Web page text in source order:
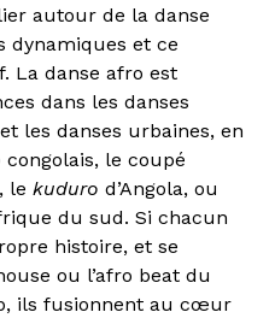
autour de la danse
dynamiques et ce
La danse afro est
dans les danses
les danses urbaines, en
congolais, le coupé
le kuduro d’Angola, ou
du sud. Si chacun
histoire, et se
ou l’afro beat du
ils fusionnent au cœur